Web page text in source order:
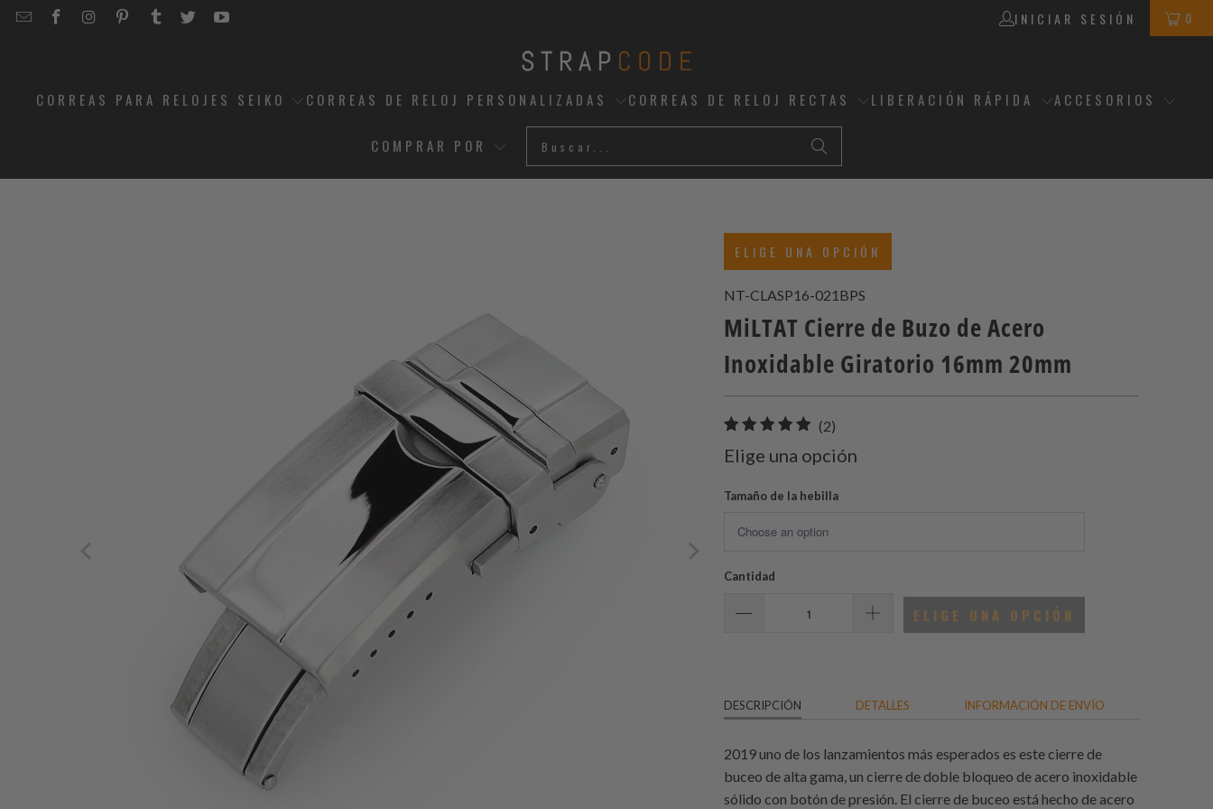
EMAILSTRAPCODE
STRAPCODE
STRAPCODE
STRAPCODE
STRAPCODE
STRAPCODE
INICIAR SESIÓN 0
CORREAS PARA RELOJES SEIKO CORREAS DE RELOJ PERSONALIZADAS CORREAS DE RELOJ RECTAS LIBERACIÓN RÁPIDA ACCESORIOS
COMPRAR POR
ELIGE UNA OPCIÓN
NT-CLASP16-021BPS
MiLTAT Cierre de Buzo de Acero
Inoxidable Giratorio 16mm 20mm
(2)
total
reseñas
Elige una opción
Tamaño de la hebilla
Cantidad
ELIGE UNA OPCIÓN
DESCRIPCIÓN DETALLES INFORMACIÓN DE ENVÍO
2019 uno de los lanzamientos más esperados es este cierre de
buceo de alta gama, un cierre de doble bloqueo de acero inoxidable
sólido con botón de presión. El cierre de buceo está hecho de acero